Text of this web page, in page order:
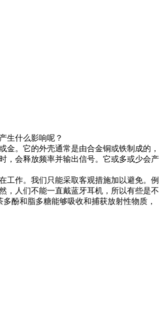
生什么影响呢？
。它的外壳通常是由合金铜或铁制成的，
，会释放频率并输出信号。它或多或少会产
工作。我们只能采取客观措施加以避免。例
，人们不能一直戴蓝牙耳机，所以有些是不
酚和脂多糖能够吸收和捕获放射性物质，